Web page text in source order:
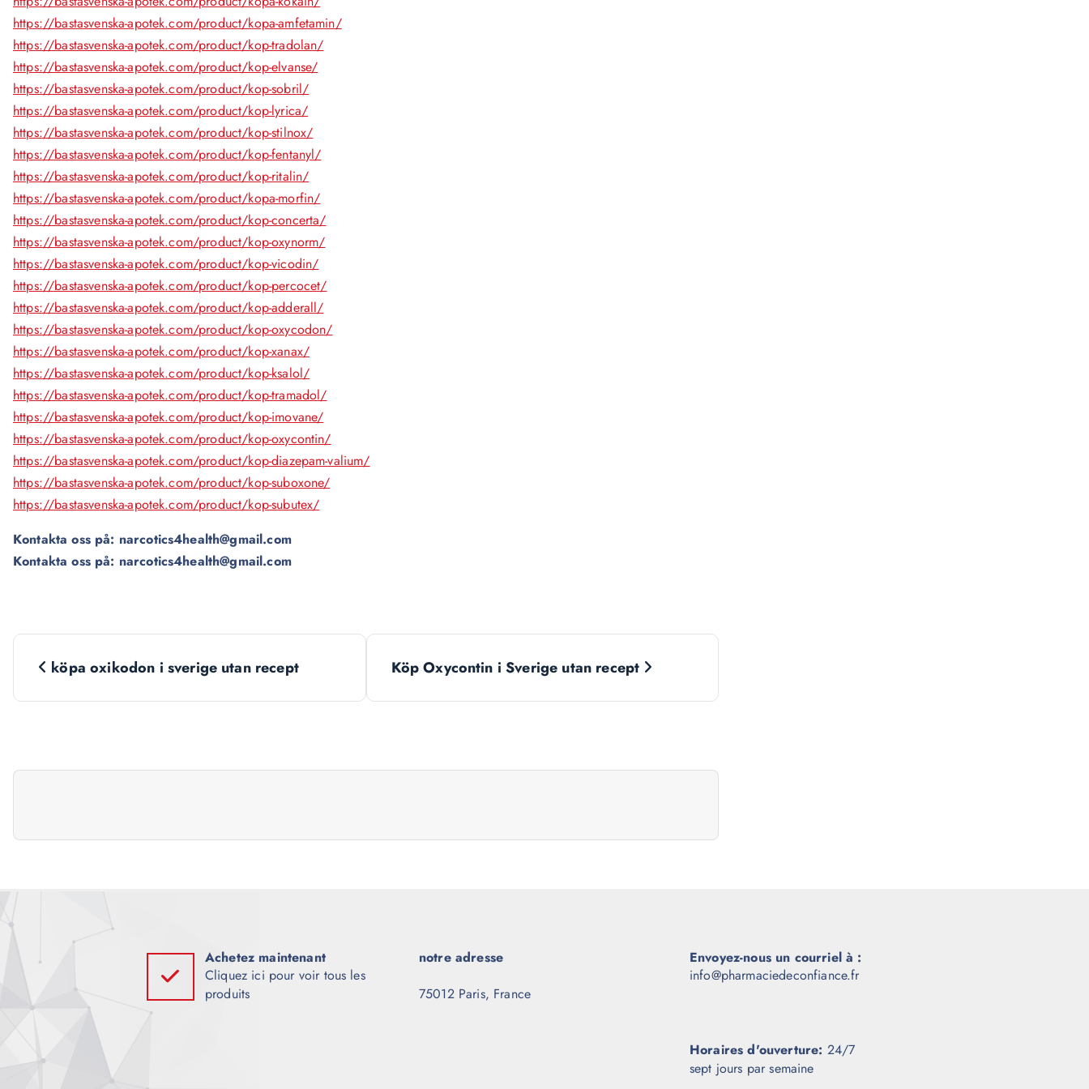
https://bastasvenska-apotek.com/product/kopa-amfetamin/
https://bastasvenska-apotek.com/product/kop-tradolan/
https://bastasvenska-apotek.com/product/kop-elvanse/
https://bastasvenska-apotek.com/product/kop-sobril/
https://bastasvenska-apotek.com/product/kop-lyrica/
https://bastasvenska-apotek.com/product/kop-stilnox/
https://bastasvenska-apotek.com/product/kop-fentanyl/
https://bastasvenska-apotek.com/product/kop-ritalin/
https://bastasvenska-apotek.com/product/kopa-morfin/
https://bastasvenska-apotek.com/product/kop-concerta/
https://bastasvenska-apotek.com/product/kop-oxynorm/
https://bastasvenska-apotek.com/product/kop-vicodin/
https://bastasvenska-apotek.com/product/kop-percocet/
https://bastasvenska-apotek.com/product/kop-adderall/
https://bastasvenska-apotek.com/product/kop-oxycodon/
https://bastasvenska-apotek.com/product/kop-xanax/
https://bastasvenska-apotek.com/product/kop-ksalol/
https://bastasvenska-apotek.com/product/kop-tramadol/
https://bastasvenska-apotek.com/product/kop-imovane/
https://bastasvenska-apotek.com/product/kop-oxycontin/
https://bastasvenska-apotek.com/product/kop-diazepam-valium/
https://bastasvenska-apotek.com/product/kop-suboxone/
https://bastasvenska-apotek.com/product/kop-subutex/
Kontakta oss på: narcotics4health@gmail.com
Kontakta oss på: narcotics4health@gmail.com
N
a
i
g
a
t
i
o
n
köpa oxikodon i sverige utan recept Köp Oxycontin i Sverige utan recept
Achetez maintenant
Cliquez ici pour voir tous les
produits
notre adresse
75012 Paris, France
Envoyez-nous un courriel à :
info@pharmaciedeconfiance.fr
Horaires d'ouverture: 24/7
sept jours par semaine